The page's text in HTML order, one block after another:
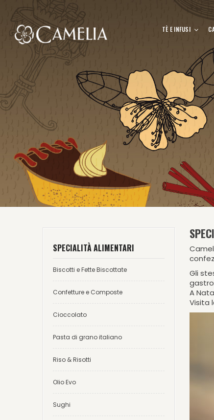
TÈ E INFUSI
SPECIALITÀ ALIMENTARI
Biscotti e Fette Biscottate
Confetture e Composte
Cioccolato
Pasta di grano italiano
Riso & Risotti
Olio Evo
Sughi
Gli
A
Visita